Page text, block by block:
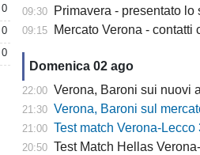
0
0
0
09:30 Primavera - presentato lo
09:15 Mercato Verona -
Domenica 02 ago
22:00 Verona, Baroni sui nuovi arrivati:
21:30 Verona, Baroni sul mercato gialloblù:
21:00 Test match Verona-Lecco 3-0, Baroni:
20:50 Test Match Hellas